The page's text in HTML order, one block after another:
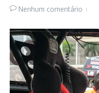
Nenhum comentário